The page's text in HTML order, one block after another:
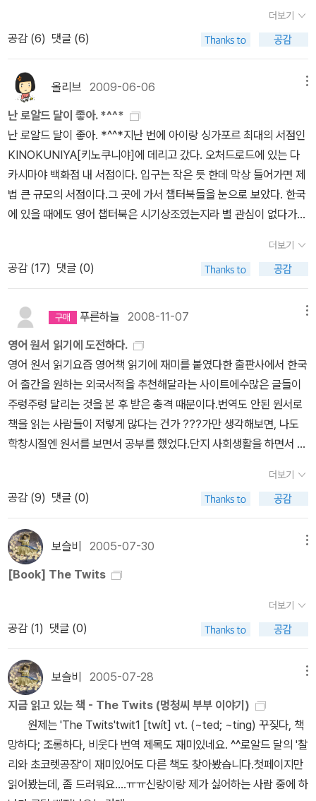
ven it to someone who is more interested in learning the le
ld read it someday.There are still third grade students in mid
dle school who love to read this kind of books. I hope the
y would keep on reading so, their English would be improve
d and be useful fortheir education.
크'의 삽화가 아닌 책들을 발견하기도 하는데, 그래도 그의 삽화가 더
애정이 가는것 같습니다. 'Charlie and the Chocolate Facto
었던것 같아요. 그래서인지, 전편만큼 즐겁게 읽지는 못했답니다. 57.
Matilda '마틸다' 영화 너무 재미있게 봤었는데, 이 영화를 볼때까
지 원작 소설이 있다고는 전혀 생각하지 못했어요. 나중에 책을 읽고
나서야, 내가 봤던 영화가 이 책을 원작으로 두었다는 것을 알게 되었
지요. 영어로 읽기전에 번역본도 2권씩이나 구매했더라구요.ㅎㅎ 결
국, 한권은 다른분에게 선물로 드렸어요. 이 책 역시 얼마나 사랑
받고 있는지를 다양한 표지와 판형으로 출간된 것을 보면 알수 있는
것 같아요. 그런데 '마틸다'는 '퀸틴 블레이크'외의 다른 삽화가가 도전
싶은 책이랍니다. 부디 나레이터분이 마틸다 역을 충분히 잘 소화하
길 바라면서요.^^ 58. The Witches 이 책을 읽었는데, 어떤 내용
인지 가물 가물... 거리는것을 보면 로알드 달의 책중에 그다지 크게
인상이 깊지 않았나봅니다.^^;; 그래서, 혹 리뷰 적은것이 있나 찾아보
니, 있더군요. 덕분에 어떤 내용인지 기억도 나고, 이 책을 읽었을 당
시의 느낌도 알게 되었네요. 이래서 책 읽고 리뷰를 적나봅니다. 암튼,
기억도 가물거리는것을 보니 이 책 역시 기회가 되면 오디오북과 함
께 다시 읽어봐야할것 같네요. 언뜻, 다른 표지 디자인같지만 포즈
는 비슷하고 색상만 바꾸었네요. 59. The BFG 이 책 역시 재미있
게 읽은 책었답니다. 단지 이 책을 읽을때, 틀린 영어문법을 사용하는
거인 때문에 약간의 어려움이 있었지만... DVD로 만화 영화가 있는
지 처음 알았네요. 책과는 다른 그림이지만, 재미있을것 같아요.
판형으로 여러방식으로 출간된다는것이지요. 우리나라에서 양장본,
반양장본으로 나눠서 가끔씩 출간되기도 하지만, 이렇게 다양한 모습
으로 출간되는걸 기대하긴 힘들겠지요. 60. Danny the Champion
of the World 로알드 달의 책을 읽을때면 항상 마음이 따뜻해
의 편에서 힘이 되어주는 어른들이 등장하기 때문인것 같습니다. 물
론, 나쁜 악당도 등장하지만 언제나 정의는 착한 주인공의 편을 들어
주니깐요.^^ 이 책을 읽다보면 베르나르 베르베르가 자신의 책속에
자신의 책을 설명하는 식이 등장한답니다.과연 어떤 책을 설명하고
있을까요? ^-^ 61. George's Marvelous Medicine 아주 가
끔... 주인공이긴하지만, 주인공에게 많이 호감을 느끼지 않는 경우가
있어요.^^;;할머니가 좀 못되긴했지만, 조지가 할머니에게 드리는 약
을 먹일만큼은 아닌데...ㅎㅎ아마도 제가 아이의 입장보다 어른의 입
장으로 읽기 시작해서인지 모르겠습니다.혹여 이 책을 읽고 조지처럼
마법의 약을 만든다고 따라하지는 않겠지요? ^^ 62. The Vicar o
다. 그런데 어느 날 이상한 일이 일어난다. 그날도 초콜릿 범벅의 아침
식사를 잘 하고 학교엘 갔는데 몸의 여기 저기에 뭐가 나는 것이다. 초
콜렛 색의 반점 같은 것이 불쑥불쑥 솟아나더니 점점 커져간다. 이른
바 Chocolate fever 라고 말을 하면서도 의사 선생님도 이 증상에
대해 원인과 치료 방법을 몰라 이 검사 저 검사 해대느라 헨리는 병원
에 갇힌 채 시달리기만 한다. 결국 병원을 탈출하는 헨리! 제2의 모험
이 기다리고 있다.결국 헨리는 무사히 집으로 돌아오게 될까? Choc
olate fever에서 회복될 수 있을까? 책이 얇기도 하고 내용이 재미
있고 또 궁금증을 일게 해서 부담없이 금방 읽을 수 있는 책이다. CH
OCOLATE FEVER written by Robert Kimmel Smith 그 유
명한 Roald Dahl의 이야기를 한권도 직접 읽어본 적이 없다는 것을
알고 아이에게 그 얘기를 했더니 집에 있는 그의 시리즈 중에서 이 책
을 가져다준다. 이것부터 읽어보라고.그가 이름 짓는데에도 일가견이
덮여서 얼굴이 어떻게 생겼는지도 구별이 안 될 정도로, 입 주위의 수
염에는 늘 음식 찌꺼기가 붙어 있어서 배고플땐 이것을 떼어 먹기도
한다. 그러면서 한번도 이 수염을 닦아본 적이 없다. 아내 Mrs. Twit
은 Mr.Twit 처럼 온몸이 털로 덮인 것은 아니지만 얼굴이 흉칙하기
그지없다. 젊었을 때는 이렇게 못생긴 얼굴이 아니었다는데 왜 이렇
게 흉칙하게 바뀌었을까? 흉칙한 생각을 자꾸 하면 얼굴이 그렇게
바뀐단다. 좋은 생각을 늘 하는 사람은 아무리 나이 들어도 절대 얼굴
다. 서로 누가 더 괴롭히나 시합이라도 벌이듯이 온갖 술수를 다써서
상대방을 못살게 군다. 그 괴롭히는 방법들이 읽는 사람의 상상을 초
월한다. 그래서 읽으면서 깔깔거리기도 하지만 어떤 대목에서는 엽기
적이라는 생각도 들게 된다. 예전에 서커스단에서 일했던 경험이 있
는 Twit부부는 여전히 원숭이 가족을 한집에 데리고 살며 늘 거꾸로
서는 물구나무를 시켜댄다. 그것이 너무나 힘이 들었던 원숭이들은
역시 Twit부부에게 괴롭힘을 당하던 새들과 지혜와 힘을 모아 이 부
못할 복수를 할까? 웬만한 사람은 상상도 못할 방법이다.이 책 뒤에
작가에 대한 얘기가 몇 쪽에 걸쳐 부록처럼 실려 있는데 이 사람, 상당
히 재미있는 사람이다. 부모가 모두 노르웨이 출신인데 아버지는 일
찍 세상을 떠나 실제로 아버지 얼굴도 기억못하고 자랐다고 한다. 하
지만 어머니와 누나, 여동생들과 화목한 분위기에서 성장했고 그 역
시 다섯명의 자녀를 두었다. 그의 집필실이라고 할 수 있는 작은 오두
막집 소개도 재미있다. 아무에게도 공개하지 않고 출퇴근하듯이 매일
규칙적으로 집필 시간을 가졌던 그는 늘 쓰는 연필 종류가 있었고 여
섯 자루의 연필을 깎아 놓는 것으로 일을 시작한다는 것. 그는 세상을
더보기
공감 (6) 댓글 (6)
올리브 2009-06-06
난 로알드 달이 좋아. *^^*
난 로알드 달이 좋아. *^^*지난 번에 아이랑 싱가포르 최대의 서점인
KINOKUNIYA[키노쿠니야]에 데리고 갔다. 오처드로드에 있는 다
카시마야 백화점 내 서점이다. 입구는 작은 듯 한데 막상 들어가면 제
법 큰 규모의 서점이다.그 곳에 가서 챕터북들을 눈으로 보았다. 한국
에 있을 때에도 영어 챕터북은 시기상조였는지라 별 관심이 없다가
에 가면 사야지 생각하고 있지만, 우리 아이에게 직접 다양한 책들을
보여주고 싶어서였다.그 곳에서 우리 아이는 로알드 달 시리즈를 보
았다. 물론 다른 책도 보았지만 자신이 좋아하는 작가인지라 눈이 그
쪽으로 갔나보다. 책 두께는 다른 챕터북에 비해 그리 두껍지 않은 로
역시 아직 우리 아이가 보기엔 글자도 작고 레벨도 다소 높은 듯 하지
만 6-7개월이 지난 내년 2010년이 되면 읽을 수 있을 것 같다. 그리
고 정말 그 정도로 실력이 높아져야 하고 ...로알드 달의 책을 골라보
았다. 심심하던 차에 우리 아이랑 내가 좋아하는 책을 1위부터 정리해
볼까 한다. ㅋㅋ1. James and the Giant Peach (Paperback, In
ternational Edition) 퀸틴 블레이크 그림, 로알드 달 글 / Puffin B
ooks / 2009년 2월 퀸틴 블레이크의 그림으로 만나는 로알드 달의
책에 워낙 익숙하지만 [제임스와 거대한 복숭아]는 제일 오른쪽에 있
Chocolate Factory (Paperback, International Edition) 퀸틴
블레이크 그림, 로알드 달 글 / Puffin Books / 2009년 2월3 . Ch
arlie and the Great Glass Elavator (Paperback, Internation
09년 2월4.The Witches (Paperback, International Edition)
퀸틴 블레이크 그림, 로알드 달 글 / Puffin Books / 2009년 2월5.
Danny the Champion of the World (Paperback, Internation
al Edition) 퀸틴 블레이크 그림, 로알드 달 글 / Puffin Books / 20
09년 2월6.Fantastic Mr. Fox (Paperback) 로알드 달 지음, 퀸
틴 블레이크 그림 / Puffin / 2007년 8월7. George's Marvelous
Medicine (Paperback) 로알드 달 지음, 퀸틴 블레이크 그림 / Puf
fin / 2007년 8월8. Matilda (Reprint Edition, Paperback) 로알
드 달 지음, 퀸틴 블레이크 그림 / Puffin / 2007년 8월 9. The Twi
ts (Reprint, Paperback) 로알드 달 지음, 퀸틴 블레이크 그림 / P
더보기
공감 (17) 댓글 (0)
푸른하늘 2008-11-07
영어 원서 읽기에 도전하다.
영어 원서 읽기요즘 영어책 읽기에 재미를 붙였다한 출판사에서 한국
어 출간을 원하는 외국서적을 추천해달라는 사이트에수많은 글들이
주렁주렁 달리는 것을 본 후 받은 충격 때문이다.번역도 안된 원서로
책을 읽는 사람들이 저렇게 많다는 건가 ???가만 생각해보면, 나도
학창시절엔 원서를 보면서 공부를 했었다.단지 사회생활을 하면서 영
되었다처음엔 낫설었지만, 차츰 재미가 붙기 시작했다. 출발이 좋았
다.쉽고 흥미롭고 얇은 책을 택한 때문이다.이 책 giver(기억전달자)
는 무척 흥미로운내용을 담고 있는 책이다.얇고 어렵지 않아서 쉽게
읽을 수 있었다. 첫 시도에서 재미를 붙인다는 것이 중요하다그래서
나는 점점 더 많은 외서들을 사모으기 시작했다.놀라운 것은 외서 (p
aperback) 들이 국내판보다 무척 싸다는 사실이었다. 두번 째 읽은
책도 참 잘 골랐다얇은 책이면서도 깊은 감동을 주는 책동화같으면서
도 어른들이 읽는 책유명한 상을 받을 만한 가치가 있는 책그리고 무
게재미를 붙이게 되었다.이 책은 영어 문장이 참 아름답다. 시적이고
운율이 뛰어나다.원서를 읽는 것이 왜 중요한가를 꺠우치게 해준 책
이다. 나의 행운은 계속되었다그 다음에 읽은 책. 약간은 까다롭지만
점점 난이도를 약간씩 높이면서 읽기에 좋은 책이기 때문이다,또 영
화를 보고 나서 책을 보면서원작과 영화가 서로 얼마나 다른지를 깜
짝 놀랄만큼 느끼게 한 책이기 떄문이다. 다음에는 로날드 달을 빠뜨
릴수가 없다.찰리와 초콜렛 공장이라는 유명한 영화외에도 그의 책은
더보기
공감 (9) 댓글 (0)
보슬비 2005-07-30
[Book] The Twits
더보기
공감 (1) 댓글 (0)
보슬비 2005-07-28
지금 읽고 있는 책 - The Twits (멍청씨 부부 이야기)
원제는 'The Twits'twit1 [twít] vt. (~ted; ~ting) 꾸짖다, 책
망하다; 조롱하다, 비웃다 번역 제목도 재미있네요. ^^로알드 달의 '찰
리와 초코렛공장'이 재미있어도 다른 책도 찾아봤습니다.첫페이지만
읽어봤는데, 좀 드러워요....ㅠㅠ신랑이랑 제가 싫어하는 사람 중에 하